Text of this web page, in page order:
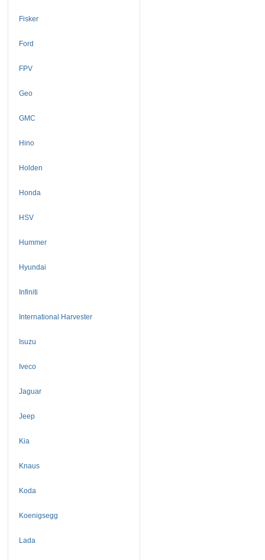
Fisker
Ford
FPV
Geo
GMC
Hino
Holden
Honda
HSV
Hummer
Hyundai
Infiniti
International Harvester
Isuzu
Iveco
Jaguar
Jeep
Kia
Knaus
Koda
Koenigsegg
Lada